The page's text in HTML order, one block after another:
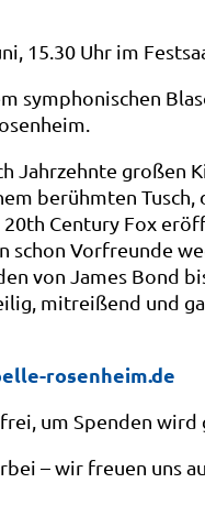
15.30 Uhr im
symphonischen
Jahrzehnte großen
berühmten Tusch,
Century Fox
schon Vorfreunde
von James Bond
mitreißend und
rosenheim.de
um Spenden wird
– wir freuen uns